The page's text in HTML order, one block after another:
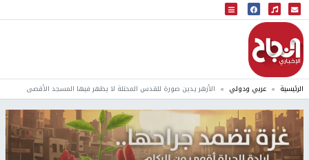
البث المباشر
إذاعة النجاح
الرئيسية عربي ودولي الأزهر يدين صورة للقدس المحتلة لا يظهر فيها المسجد الأقصى